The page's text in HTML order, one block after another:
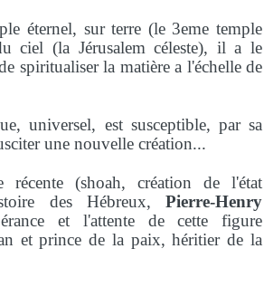
éternel, sur terre (le 3eme temple
ciel (la Jérusalem céleste), il a le
spiritualiser la matière a l'échelle de
universel, est susceptible, par sa
une nouvelle création...
récente (shoah, création de l'état
des Hébreux, Pierre-Henry
et l'attente de cette figure
et prince de la paix, héritier de la